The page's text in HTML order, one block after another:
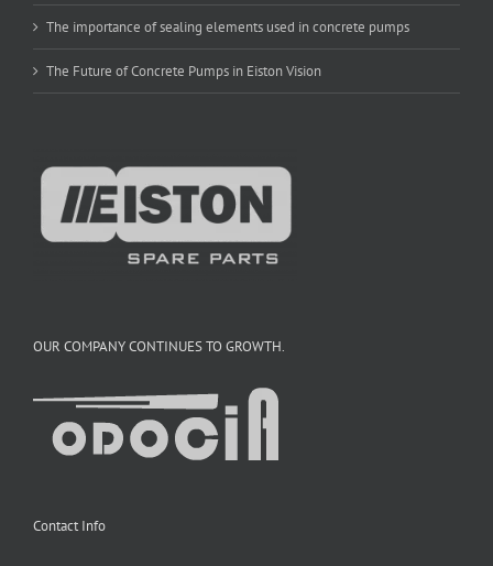
The importance of sealing elements used in concrete pumps
The Future of Concrete Pumps in Eiston Vision
OUR COMPANY CONTINUES TO GROWTH.
Contact Info